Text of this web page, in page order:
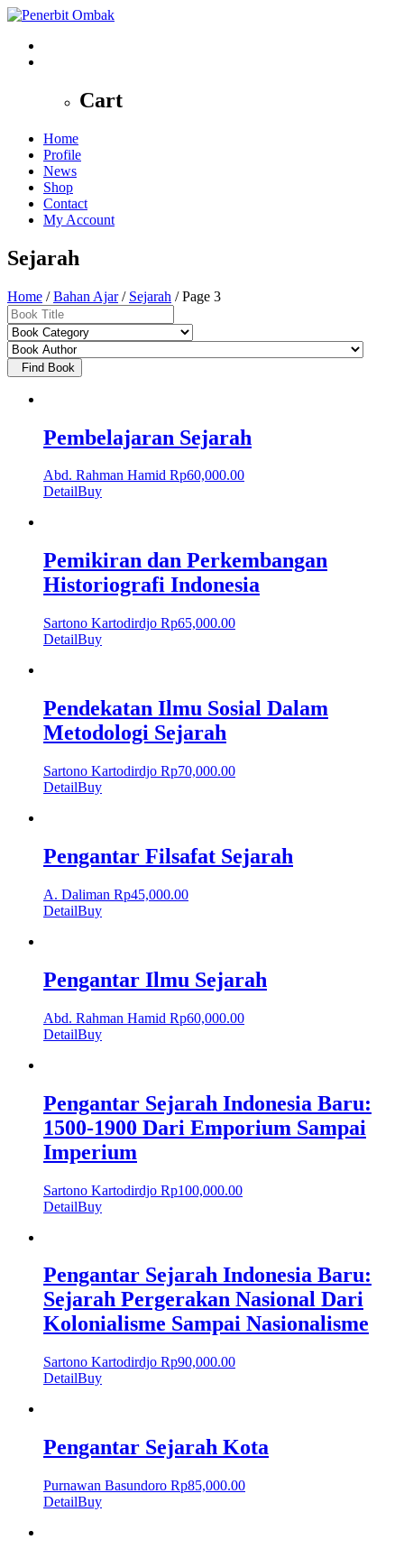
Cart
Home
Profile
News
Shop
Contact
My Account
Sejarah
Home /Bahan Ajar/ Sejarah / Page 3
Find Book
Pembelajaran Sejarah
Abd. Rahman Hamid Rp60,000.00
DetailBuy
Pemikiran dan Perkembangan
Historiografi Indonesia
Sartono Kartodirdjo Rp65,000.00
DetailBuy
Pendekatan Ilmu Sosial Dalam
Metodologi Sejarah
Sartono Kartodirdjo Rp70,000.00
DetailBuy
Pengantar Filsafat Sejarah
A. Daliman Rp45,000.00
DetailBuy
Pengantar Ilmu Sejarah
Abd. Rahman Hamid Rp60,000.00
DetailBuy
Pengantar Sejarah Indonesia Baru:
1500-1900 Dari Emporium Sampai
Imperium
Sartono Kartodirdjo Rp100,000.00
DetailBuy
Pengantar Sejarah Indonesia Baru:
Sejarah Pergerakan Nasional Dari
Kolonialisme Sampai Nasionalisme
Sartono Kartodirdjo Rp90,000.00
DetailBuy
Pengantar Sejarah Kota
Purnawan Basundoro Rp85,000.00
DetailBuy